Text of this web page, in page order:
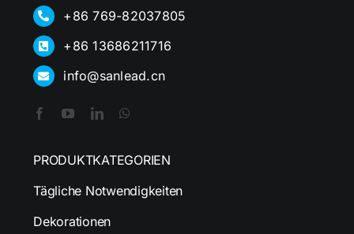
+86 769-82037805
+86 13686211716
info@sanlead.cn
PRODUKTKATEGORIEN
Tägliche Notwendigkeiten
Dekorationen